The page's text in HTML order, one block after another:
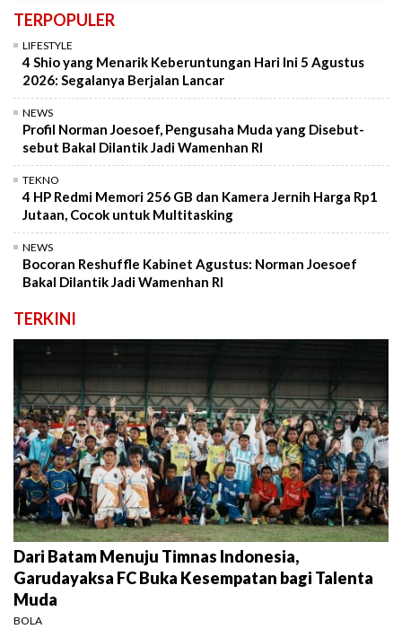
TERPOPULER
LIFESTYLE
4 Shio yang Menarik Keberuntungan Hari Ini 5 Agustus
2026: Segalanya Berjalan Lancar
NEWS
Profil Norman Joesoef, Pengusaha Muda yang Disebut-
sebut Bakal Dilantik Jadi Wamenhan RI
TEKNO
4 HP Redmi Memori 256 GB dan Kamera Jernih Harga Rp1
Jutaan, Cocok untuk Multitasking
NEWS
Bocoran Reshuffle Kabinet Agustus: Norman Joesoef
Bakal Dilantik Jadi Wamenhan RI
TERKINI
Dari Batam Menuju Timnas Indonesia,
Garudayaksa FC Buka Kesempatan bagi Talenta
Muda
BOLA